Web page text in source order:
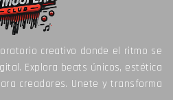
creativo donde el ritmo se
Explora beats únicos, estética
creadores. Unete y transforma